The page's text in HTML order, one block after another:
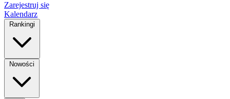
Zarejestruj się
Kalendarz
Rankingi
Nowości